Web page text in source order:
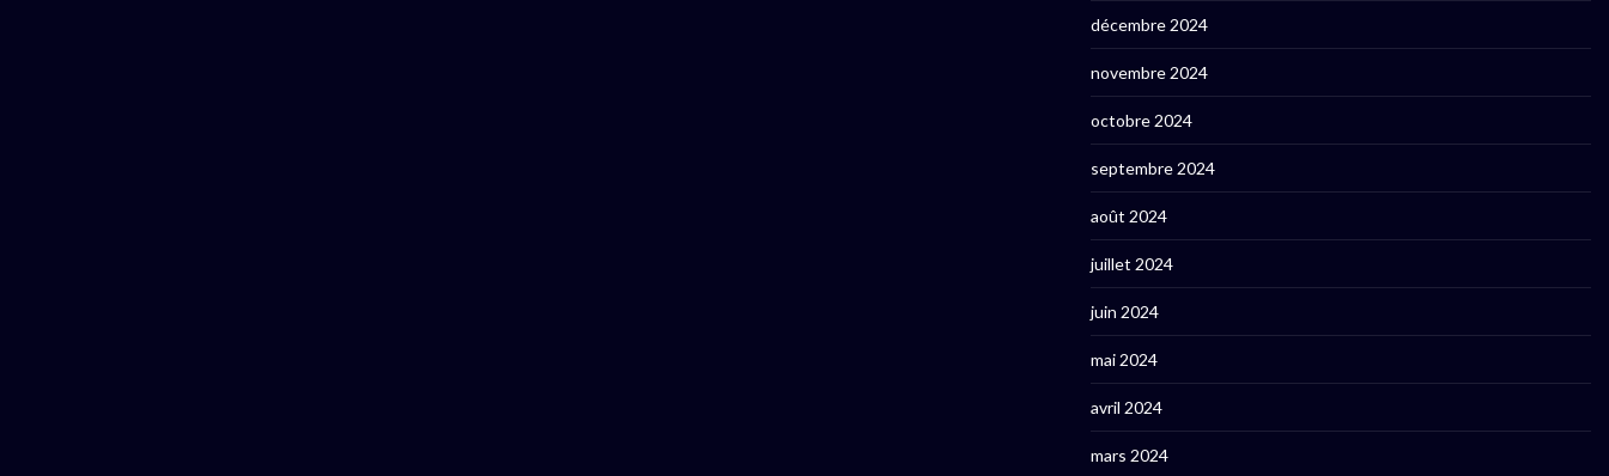
décembre 2024
novembre 2024
octobre 2024
septembre 2024
août 2024
juillet 2024
juin 2024
mai 2024
avril 2024
mars 2024